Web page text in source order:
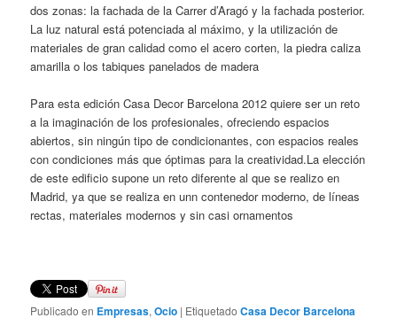
dos zonas: la fachada de la Carrer d’Aragó y la fachada posterior.
La luz natural está potenciada al máximo, y la utilización de
materiales de gran calidad como el acero corten, la piedra caliza
amarilla o los tabiques panelados de madera
Para esta edición Casa Decor Barcelona 2012 quiere ser un reto
a la imaginación de los profesionales, ofreciendo espacios
abiertos, sin ningún tipo de condicionantes, con espacios reales
con condiciones más que óptimas para la creatividad.La elección
de este edificio supone un reto diferente al que se realizo en
Madrid, ya que se realiza en unn contenedor moderno, de líneas
rectas, materiales modernos y sin casi ornamentos
Publicado en Empresas,Ocio | Etiquetado Casa Decor Barcelona